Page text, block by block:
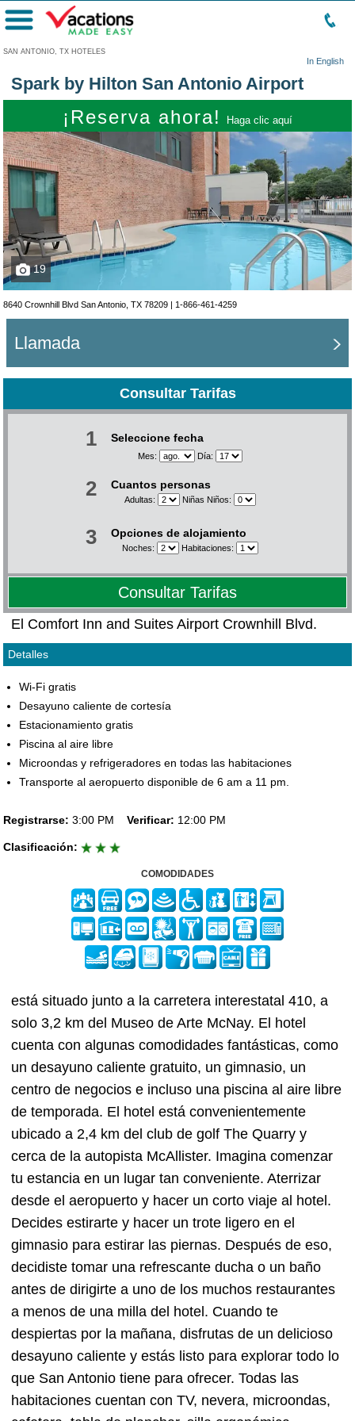
SAN ANTONIO, TX HOTELES
In English
Menú
Spark by Hilton San Antonio Airport
¡Reserva ahora! Haga clic aquí
19
8640 Crownhill Blvd San Antonio, TX 78209 | 1-866-461-4259
Llamada
Consultar Tarifas
1 Seleccione fecha
Mes: Día:
2 Cuantos personas
Adultas: Niñas Niños:
3 Opciones de alojamiento
Noches: Habitaciones:
Consultar Tarifas
El Comfort Inn and Suites Airport Crownhill Blvd.
Detalles
Wi-Fi gratis
Desayuno caliente de cortesía
Estacionamiento gratis
Piscina al aire libre
Microondas y refrigeradores en todas las habitaciones
Transporte al aeropuerto disponible de 6 am a 11 pm.
Registrarse: 3:00 PM Verificar: 12:00 PM
Clasificación:
COMODIDADES
está situado junto a la carretera interestatal 410, a
solo 3,2 km del Museo de Arte McNay. El hotel
cuenta con algunas comodidades fantásticas, como
un desayuno caliente gratuito, un gimnasio, un
centro de negocios e incluso una piscina al aire libre
de temporada. El hotel está convenientemente
ubicado a 2,4 km del club de golf The Quarry y
cerca de la autopista McAllister. Imagina comenzar
tu estancia en un lugar tan conveniente. Aterrizar
desde el aeropuerto y hacer un corto viaje al hotel.
Decides estirarte y hacer un trote ligero en el
gimnasio para estirar las piernas. Después de eso,
decidiste tomar una refrescante ducha o un baño
antes de dirigirte a uno de los muchos restaurantes
a menos de una milla del hotel. Cuando te
despiertas por la mañana, disfrutas de un delicioso
desayuno caliente y estás listo para explorar todo lo
que San Antonio tiene para ofrecer. Todas las
habitaciones cuentan con TV, nevera, microondas,